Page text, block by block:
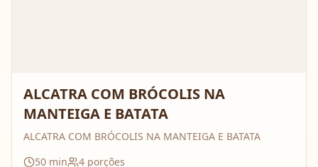
ALCATRA COM BRÓCOLIS NA
MANTEIGA E BATATA
ALCATRA COM BRÓCOLIS NA MANTEIGA E BATATA
50 min 4 porções